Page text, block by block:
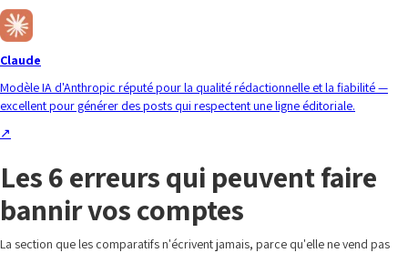
Claude
Modèle IA d'Anthropic réputé pour la qualité rédactionnelle et la fiabilité —
excellent pour générer des posts qui respectent une ligne éditoriale.
↗
Les 6 erreurs qui peuvent faire
bannir vos comptes
La section que les comparatifs n'écrivent jamais, parce qu'elle ne vend pas